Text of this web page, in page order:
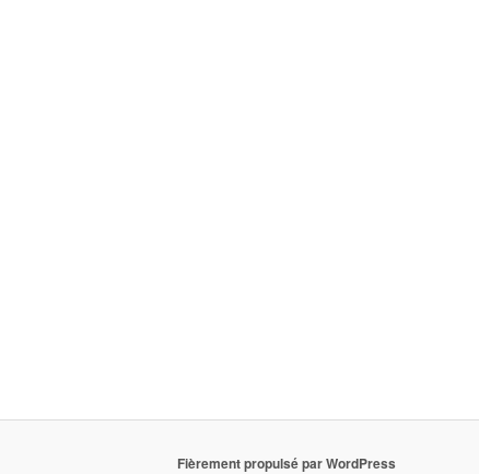
Fièrement propulsé par WordPress